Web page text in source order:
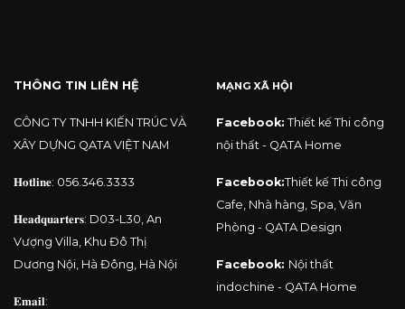
THÔNG TIN LIÊN HỆ
CÔNG TY TNHH KIẾN TRÚC VÀ
XÂY DỰNG QATA VIỆT NAM
𝐇𝐨𝐭𝐥𝐢𝐧𝐞: 056.346.3333
𝐇𝐞𝐚𝐝𝐪𝐮𝐚𝐫𝐭𝐞𝐫𝐬: D03-L30, An
Vượng Villa, Khu Đô Thị
Dương Nội, Hà Đông, Hà Nội
𝐄𝐦𝐚𝐢𝐥:
MẠNG XÃ HỘI
Facebook: Thiết kế Thi công
nội thất - QATA Home
Facebook:Thiết kế Thi công
Cafe, Nhà hàng, Spa, Văn
Phòng - QATA Design
Facebook: Nội thất
indochine - QATA Home